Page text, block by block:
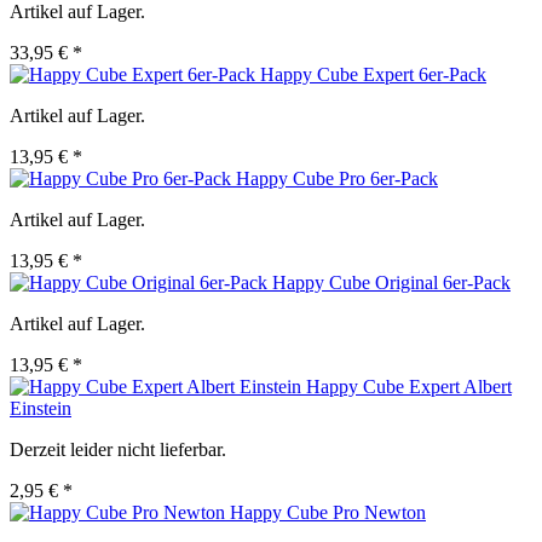
Artikel auf Lager.
33,95 € *
Happy Cube Expert 6er-Pack
Artikel auf Lager.
13,95 € *
Happy Cube Pro 6er-Pack
Artikel auf Lager.
13,95 € *
Happy Cube Original 6er-Pack
Artikel auf Lager.
13,95 € *
Happy Cube Expert Albert
Einstein
Derzeit leider nicht lieferbar.
2,95 € *
Happy Cube Pro Newton